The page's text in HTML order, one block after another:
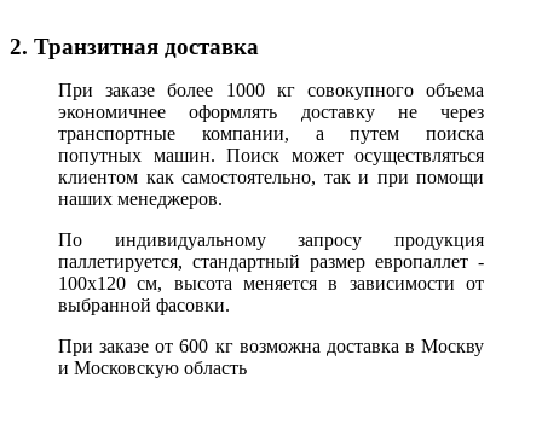
2. Транзитная доставка
При заказе более 1000 кг совокупного объема
экономичнее оформлять доставку не через
транспортные компании, а путем поиска
попутных машин. Поиск может осуществляться
клиентом как самостоятельно, так и при помощи
наших менеджеров.
По индивидуальному запросу продукция
паллетируется, стандартный размер европаллет -
100х120 см, высота меняется в зависимости от
выбранной фасовки.
При заказе от 600 кг возможна доставка в Москву
и Московскую область